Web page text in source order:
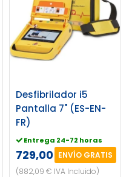
Desfibrilador i5
Pantalla 7" (ES-EN-
FR)
Entrega 24-72 horas
729,00 €ENVÍO GRATIS
(882,09 € IVA Incluido)